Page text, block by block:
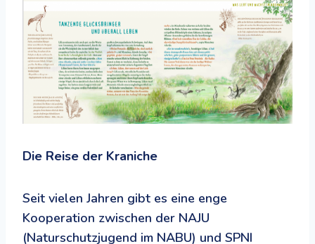
Die Reise der Kraniche
Seit vielen Jahren gibt es eine enge
Kooperation zwischen der NAJU
(Naturschutzjugend im NABU) und SPNI